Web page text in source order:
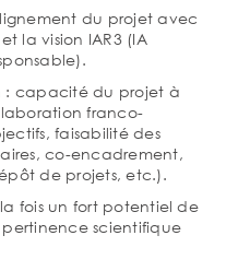
du projet avec
la vision IAR3 (IA
: capacité du projet à
franco-
faisabilité des
co-encadrement,
de projets, etc.).
fois un fort potentiel de
scientifique